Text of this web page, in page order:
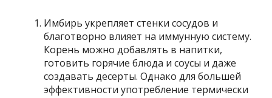
Имбирь укрепляет стенки сосудов и
благотворно влияет на иммунную систему.
Корень можно добавлять в напитки,
готовить горячие блюда и соусы и даже
создавать десерты. Однако для большей
эффективности употребление термически